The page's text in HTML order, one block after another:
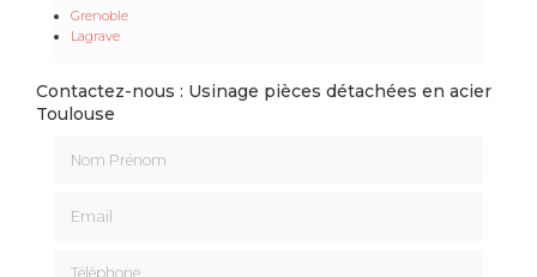
Grenoble
Lagrave
Contactez-nous : Usinage pièces détachées en acier
Toulouse